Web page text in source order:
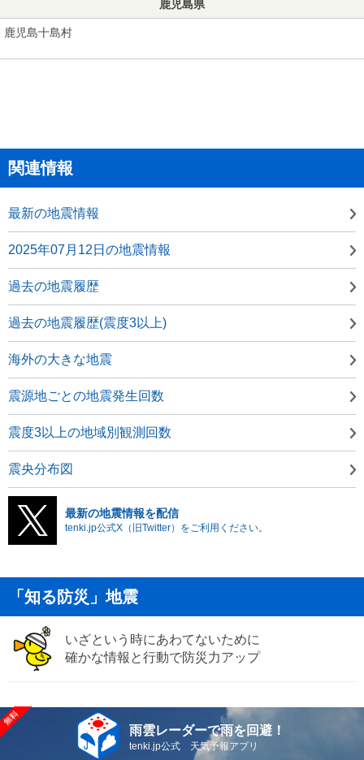
鹿児島県
鹿児島十島村
関連情報
最新の地震情報
2025年07月12日の地震情報
過去の地震履歴
過去の地震履歴(震度3以上)
海外の大きな地震
震源地ごとの地震発生回数
震度3以上の地域別観測回数
震央分布図
最新の地震情報を配信
tenki.jp公式X（旧Twitter）をご利用ください。
「知る防災」地震
いざという時にあわてないために
確かな情報と行動で防災力アップ
雨雲レーダーで雨を回避！
tenki.jp公式 天気予報アプリ